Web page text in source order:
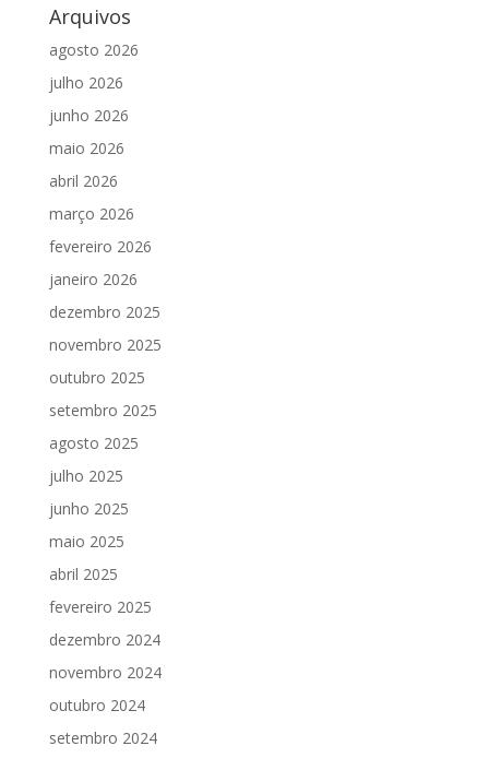
Arquivos
agosto 2026
julho 2026
junho 2026
maio 2026
abril 2026
março 2026
fevereiro 2026
janeiro 2026
dezembro 2025
novembro 2025
outubro 2025
setembro 2025
agosto 2025
julho 2025
junho 2025
maio 2025
abril 2025
fevereiro 2025
dezembro 2024
novembro 2024
outubro 2024
setembro 2024